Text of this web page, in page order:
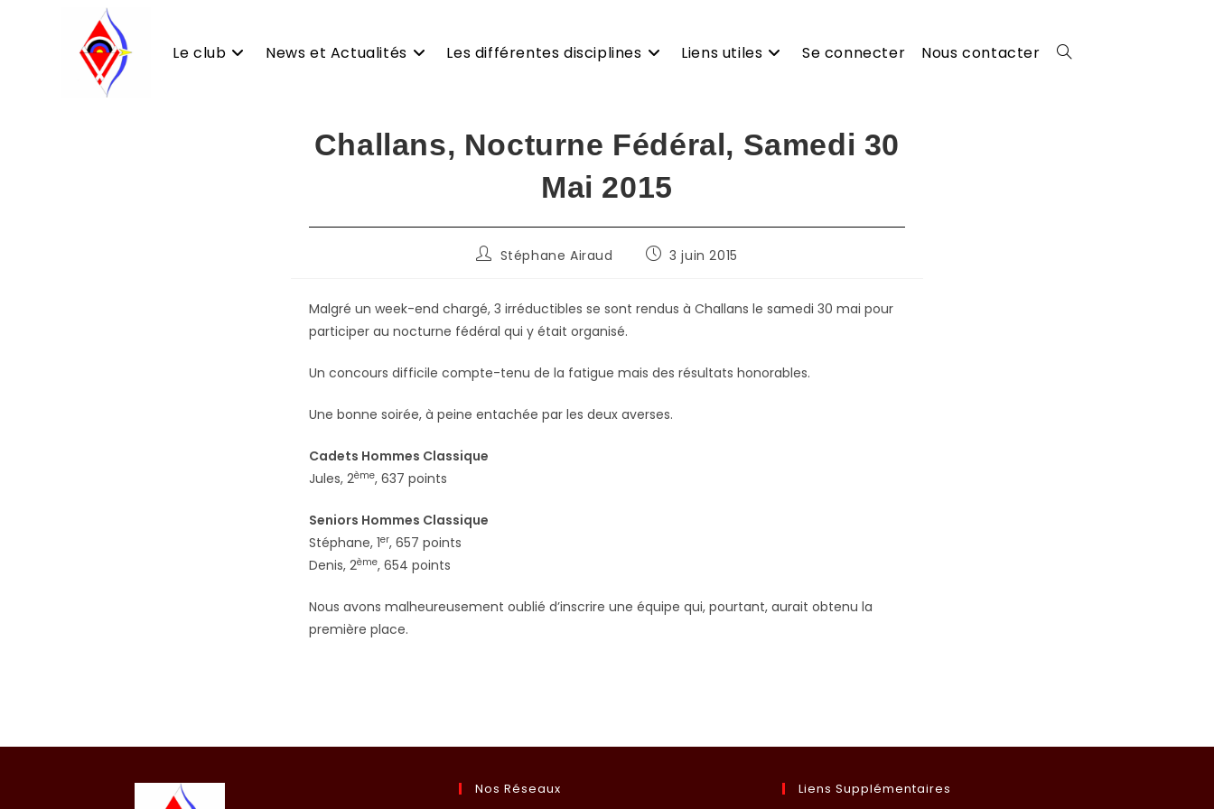
Le club News et Actualités Les différentes disciplines Liens utiles Se connecter Nous contacter Toggle
Challans, Nocturne Fédéral, Samedi 30
Mai 2015
Auteur/autrice
publication :
Stéphane Airaud
Publication
3 juin 2015
Malgré un week-end chargé, 3 irréductibles se sont rendus à Challans le samedi 30 mai pour
participer au nocturne fédéral qui y était organisé.
Un concours difficile compte-tenu de la fatigue mais des résultats honorables.
Une bonne soirée, à peine entachée par les deux averses.
Cadets Hommes Classique
Jules, 2ème, 637 points
Seniors Hommes Classique
Stéphane, 1er, 657 points
Denis, 2ème, 654 points
Nous avons malheureusement oublié d’inscrire une équipe qui, pourtant, aurait obtenu la
première place.
Nos Réseaux Liens Supplémentaires